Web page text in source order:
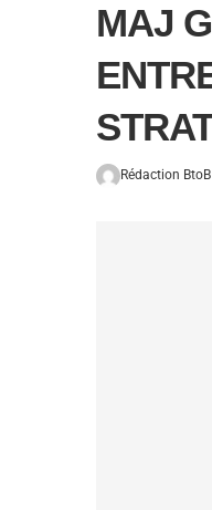
MAJ
Rédaction